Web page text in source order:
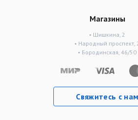
Магазины
• Шишкина, 2
• Народный проспект,
• Бородинская, 46/50
Свяжитесь с